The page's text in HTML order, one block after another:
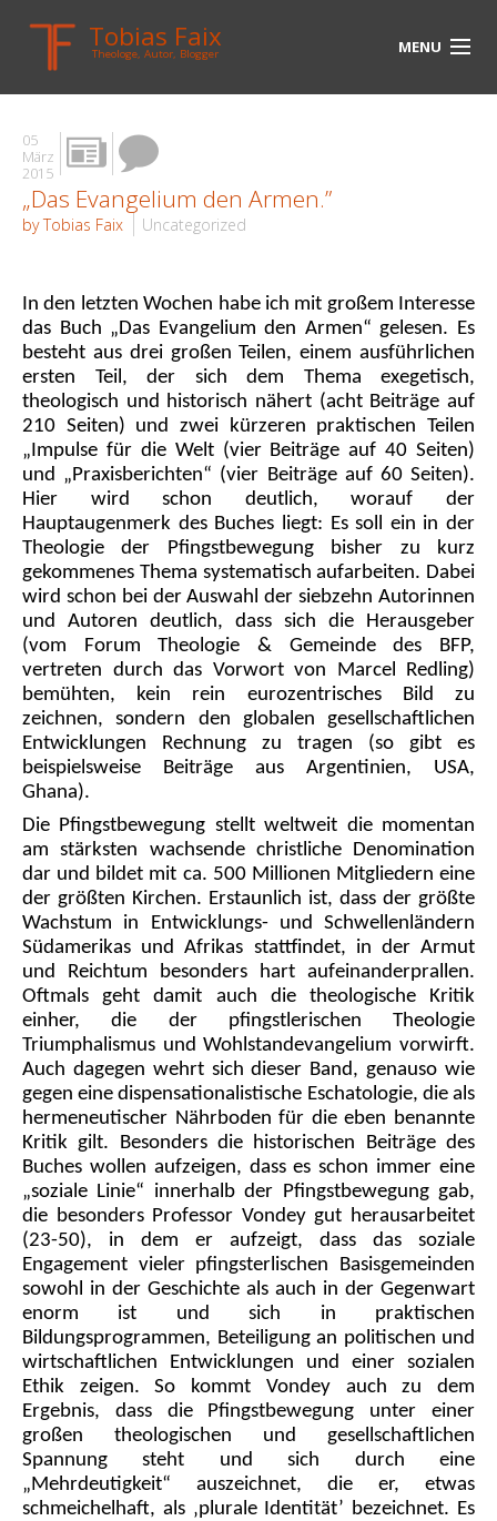
Tobias Faix
Theologe, Autor, Blogger MENU
HOME
BLOG
BIOGRAPHIE
UNTERWEGS
MEDIEN
KONTAKT
LINKS
05
März
2015
„Das Evangelium den Armen.”
by Tobias Faix Uncategorized
In den letzten Wochen habe ich mit großem Interesse
das Buch „Das Evangelium den Armen“ gelesen. Es
besteht aus drei großen Teilen, einem ausführlichen
ersten Teil, der sich dem Thema exegetisch,
theologisch und historisch nähert (acht Beiträge auf
210 Seiten) und zwei kürzeren praktischen Teilen
„Impulse für die Welt (vier Beiträge auf 40 Seiten)
und „Praxisberichten“ (vier Beiträge auf 60 Seiten).
Hier wird schon deutlich, worauf der
Hauptaugenmerk des Buches liegt: Es soll ein in der
Theologie der Pfingstbewegung bisher zu kurz
gekommenes Thema systematisch aufarbeiten. Dabei
wird schon bei der Auswahl der siebzehn Autorinnen
und Autoren deutlich, dass sich die Herausgeber
(vom Forum Theologie & Gemeinde des BFP,
vertreten durch das Vorwort von Marcel Redling)
bemühten, kein rein eurozentrisches Bild zu
zeichnen, sondern den globalen gesellschaftlichen
Entwicklungen Rechnung zu tragen (so gibt es
beispielsweise Beiträge aus Argentinien, USA,
Ghana).
Die Pfingstbewegung stellt weltweit die momentan
am stärksten wachsende christliche Denomination
dar und bildet mit ca. 500 Millionen Mitgliedern eine
der größten Kirchen. Erstaunlich ist, dass der größte
Wachstum in Entwicklungs- und Schwellenländern
Südamerikas und Afrikas stattfindet, in der Armut
und Reichtum besonders hart aufeinanderprallen.
Oftmals geht damit auch die theologische Kritik
einher, die der pfingstlerischen Theologie
Triumphalismus und Wohlstandevangelium vorwirft.
Auch dagegen wehrt sich dieser Band, genauso wie
gegen eine dispensationalistische Eschatologie, die als
hermeneutischer Nährboden für die eben benannte
Kritik gilt. Besonders die historischen Beiträge des
Buches wollen aufzeigen, dass es schon immer eine
„soziale Linie“ innerhalb der Pfingstbewegung gab,
die besonders Professor Vondey gut herausarbeitet
(23-50), in dem er aufzeigt, dass das soziale
Engagement vieler pfingsterlischen Basisgemeinden
sowohl in der Geschichte als auch in der Gegenwart
enorm ist und sich in praktischen
Bildungsprogrammen, Beteiligung an politischen und
wirtschaftlichen Entwicklungen und einer sozialen
Ethik zeigen. So kommt Vondey auch zu dem
Ergebnis, dass die Pfingstbewegung unter einer
großen theologischen und gesellschaftlichen
Spannung steht und sich durch eine
„Mehrdeutigkeit“ auszeichnet, die er, etwas
schmeichelhaft, als ‚plurale Identität’ bezeichnet. Es